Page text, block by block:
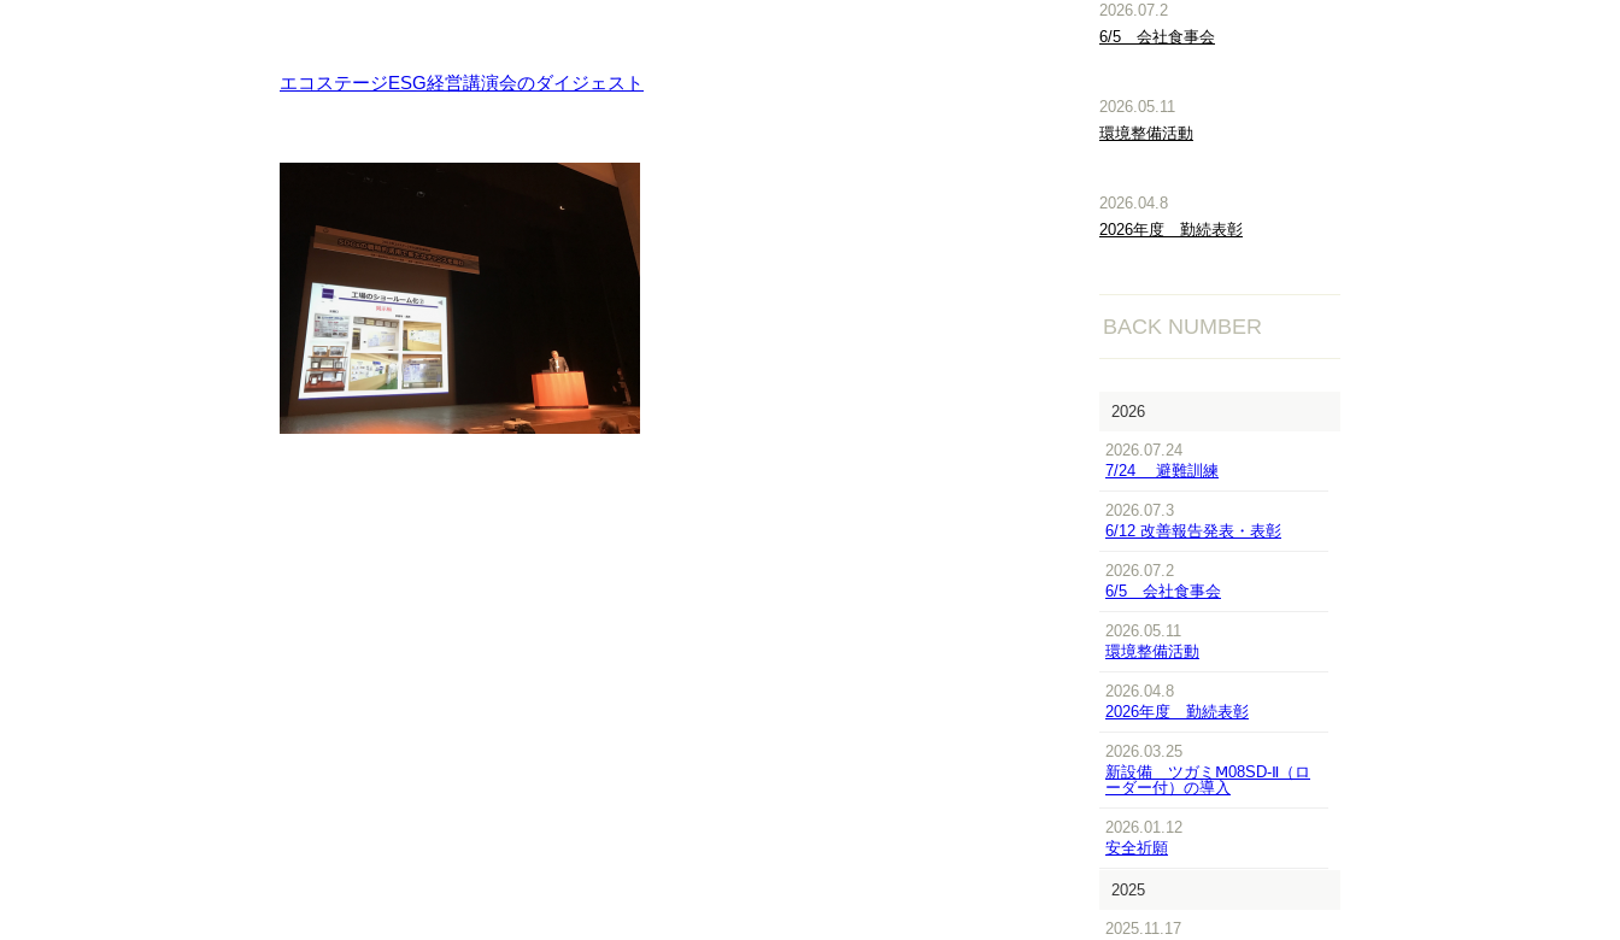
エコステージESG経営講演会のダイジェスト
2026.07.2
6/5 会社食事会
2026.05.11
環境整備活動
2026.04.8
2026年度 勤続表彰
BACK NUMBER
2026
2026.07.24
7/24 避難訓練
2026.07.3
6/12 改善報告発表・表彰
2026.07.2
6/5 会社食事会
2026.05.11
環境整備活動
2026.04.8
2026年度 勤続表彰
2026.03.25
新設備 ツガミⅯ08SD-Ⅱ（ロ
ーダー付）の導入
2026.01.12
安全祈願
2025
2025.11.17